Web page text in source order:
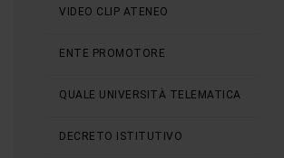
VIDEO CLIP ATENEO
ENTE PROMOTORE
QUALE UNIVERSITÀ TELEMATICA
DECRETO ISTITUTIVO